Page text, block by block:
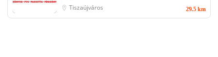
Tiszaújváros
29.5 km